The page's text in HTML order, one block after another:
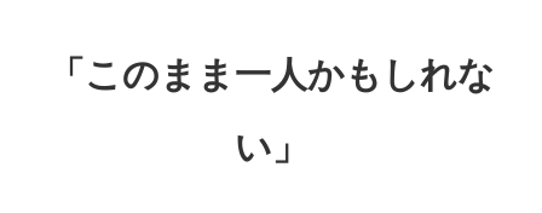
「このまま一人かもしれな
い」